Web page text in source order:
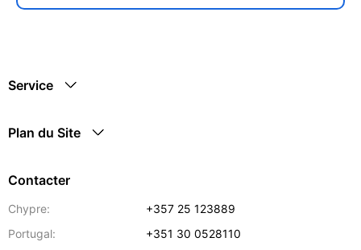
Service
Plan du Site
Contacter
Chypre:
+357 25 123889
Portugal:
+351 30 0528110